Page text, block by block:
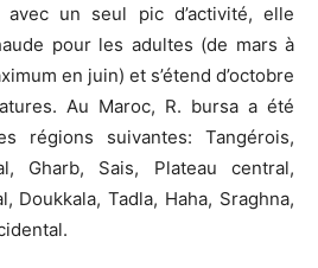
avec un seul pic d’activité, elle
pour les adultes (de mars à
en juin) et s’étend d’octobre
Au Maroc, R. bursa a été
régions suivantes: Tangérois,
Gharb, Sais, Plateau central,
Doukkala, Tadla, Haha, Sraghna,